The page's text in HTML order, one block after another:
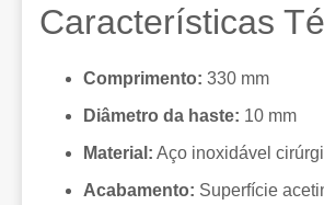
Características
Comprimento: 330 mm
Diâmetro da haste: 10 mm
Material: Aço inoxidável
Acabamento: Superfície